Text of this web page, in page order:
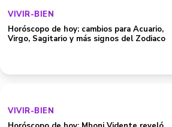
VIVIR-BIEN
Horóscopo de hoy: cambios para Acuario,
Virgo, Sagitario y más signos del Zodiaco
VIVIR-BIEN